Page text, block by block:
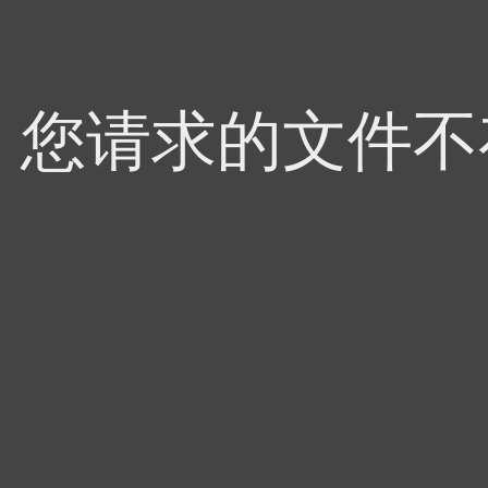
您请求的文件